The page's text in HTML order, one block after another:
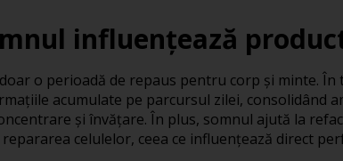
influențează
o perioadă de repaus pentru corp și minte.
acumulate pe parcursul zilei, consolidând
și învățare. În plus, somnul ajută la
celulelor, ceea ce influențează direct